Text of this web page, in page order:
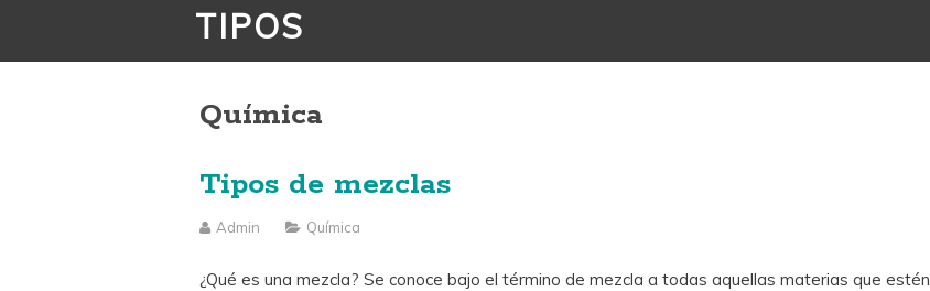
TIPOS
Química
Tipos de mezclas
Admin Química
¿Qué es una mezcla? Se conoce bajo el término de mezcla a todas aquellas materias que estén